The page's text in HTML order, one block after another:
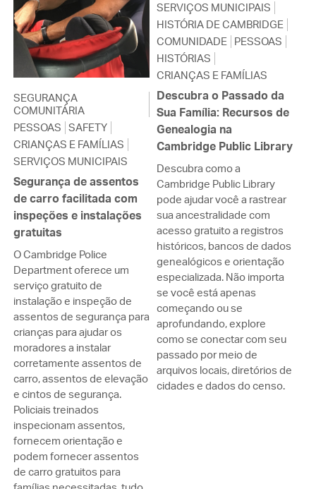
SEGURANÇA
COMUNITÁRIA
PESSOAS SAFETY
CRIANÇAS E FAMÍLIAS
SERVIÇOS MUNICIPAIS
Segurança de assentos
de carro facilitada com
inspeções e instalações
gratuitas
O Cambridge Police
Department oferece um
serviço gratuito de
instalação e inspeção de
assentos de segurança para
crianças para ajudar os
moradores a instalar
corretamente assentos de
carro, assentos de elevação
e cintos de segurança.
Policiais treinados
inspecionam assentos,
fornecem orientação e
podem fornecer assentos
de carro gratuitos para
SERVIÇOS MUNICIPAIS
HISTÓRIA DE CAMBRIDGE
COMUNIDADE PESSOAS
HISTÓRIAS
CRIANÇAS E FAMÍLIAS
Descubra o Passado da
Sua Família: Recursos de
Genealogia na
Cambridge Public Library
Descubra como a
Cambridge Public Library
pode ajudar você a rastrear
sua ancestralidade com
acesso gratuito a registros
históricos, bancos de dados
genealógicos e orientação
especializada. Não importa
se você está apenas
começando ou se
aprofundando, explore
como se conectar com seu
passado por meio de
arquivos locais, diretórios de
cidades e dados do censo.